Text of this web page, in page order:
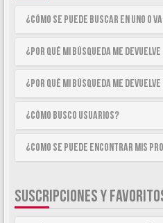
¿Cómo se puede buscar en uno o
¿Por qué mi búsqueda me
¿Por qué mi búsqueda me
¿Cómo busco usuarios?
¿Como se puede encontrar mis
SUSCRIPCIONES Y